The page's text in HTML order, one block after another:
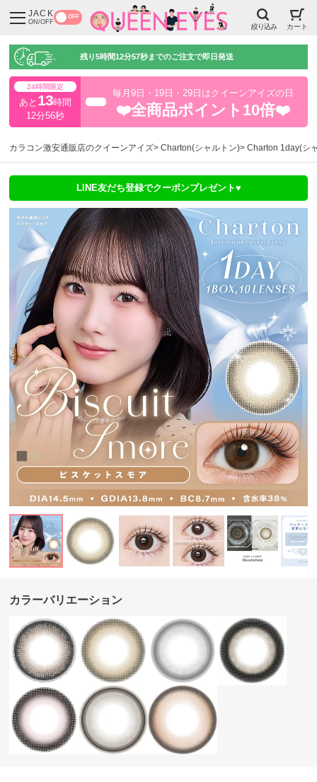
JACK
ON/OFF
OFF
絞り込み カート
残り5時間12分56秒までのご注文で即日発送
24時間限定
あと 13時間
12分56秒
毎月9日・19日・29日はクイーンアイズの日
❤️全商品ポイント10倍❤️
カラコン激安通販店のクイーンアイズ Charton(シャルトン) Charton 1day(シ
LINE友だち登録でクーポンプレゼント♥
カラーバリエーション